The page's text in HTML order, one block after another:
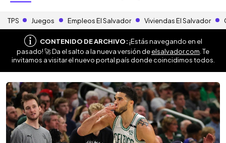
TPS Juegos Empleos El Salvador Viviendas El Salvador
CONTENIDO DE ARCHIVO:¡Estás navegando en el
pasado! 🚀 Da el salto a la nueva versión deelsalvador.com . Te
invitamos a visitar el nuevo portal país donde coincidimos todos.